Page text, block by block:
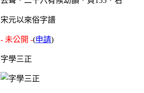
宋元以來俗字譜
- 未公開 -(申請)
字學三正